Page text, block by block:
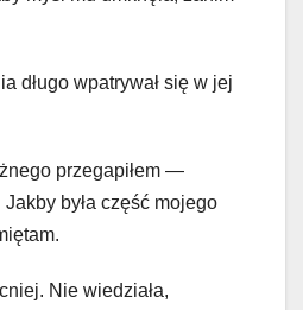
długo wpatrywał się w jej
przegapiłem —
była część mojego
Nie wiedziała,